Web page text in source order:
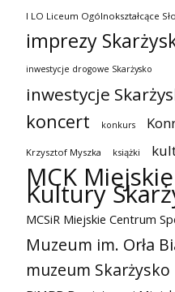
I LO Liceum Ogólnokształcące
imprezy
inwestycje drogowe Skarżysko
inwestycje
koncert konkurs
Krzysztof Myszka książki
MCK
Kultury
MCSiR Miejskie Centrum
Muzeum im. Orła
muzeum Skarżysko